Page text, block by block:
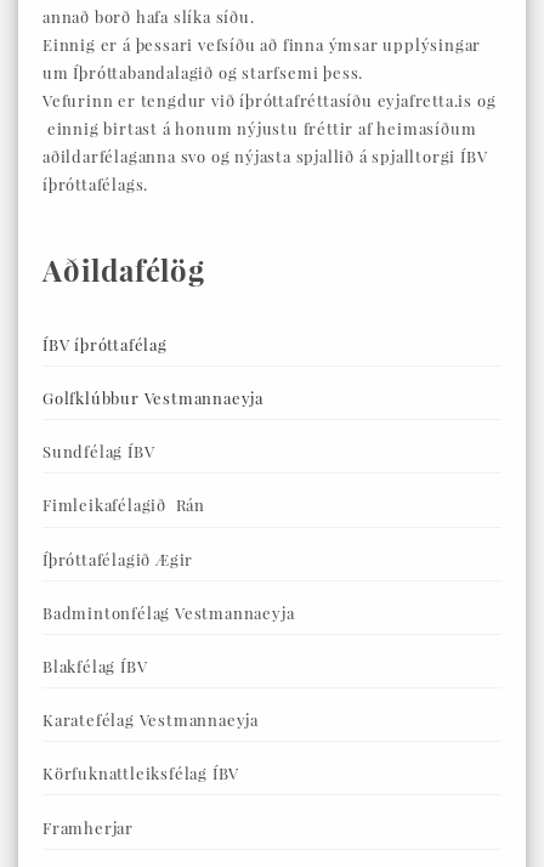
annað borð hafa slíka síðu.
Einnig er á þessari vefsíðu að finna ýmsar upplýsingar
um Íþróttabandalagið og starfsemi þess.
Vefurinn er tengdur við íþróttafréttasíðu eyjafretta.is og
einnig birtast á honum nýjustu fréttir af heimasíðum
aðildarfélaganna svo og nýjasta spjallið á spjalltorgi ÍBV
íþróttafélags.
Aðildafélög
ÍBV íþróttafélag
Golfklúbbur Vestmannaeyja
Sundfélag ÍBV
Fimleikafélagið Rán
Íþróttafélagið Ægir
Badmintonfélag Vestmannaeyja
Blakfélag ÍBV
Karatefélag Vestmannaeyja
Körfuknattleiksfélag ÍBV
Framherjar